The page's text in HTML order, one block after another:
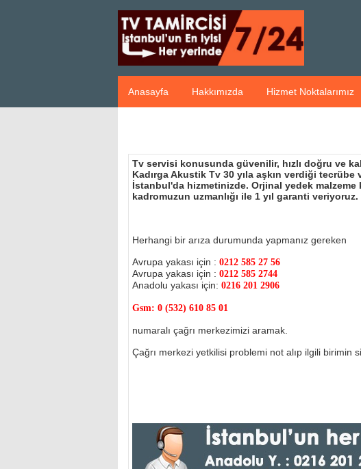
Anasayfa Hakkımızda Hizmet Noktalarımız
Tv servisi konusunda güvenilir, hızlı doğru ve
Kadırga Akustik Tv 30 yıla aşkın verdiği
İstanbul'da hizmetinizde. Orjinal yedek
kadromuzun uzmanlığı ile 1 yıl garanti veriyoruz.
Herhangi bir arıza durumunda yapmanız gereken
Avrupa yakası için : 0212 585 27 56
Avrupa yakası için : 0212 585 2744
Anadolu yakası için: 0216 201 2906
Gsm: 0 (532) 610 85 01
numaralı çağrı merkezimizi aramak.
Çağrı merkezi yetkilisi problemi not alıp ilgili birimin